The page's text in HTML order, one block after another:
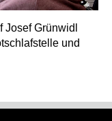
Grünwidl
und